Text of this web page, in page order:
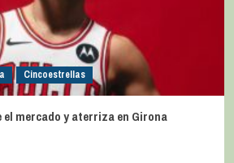
Cincoestrellas
el mercado y aterriza en Girona